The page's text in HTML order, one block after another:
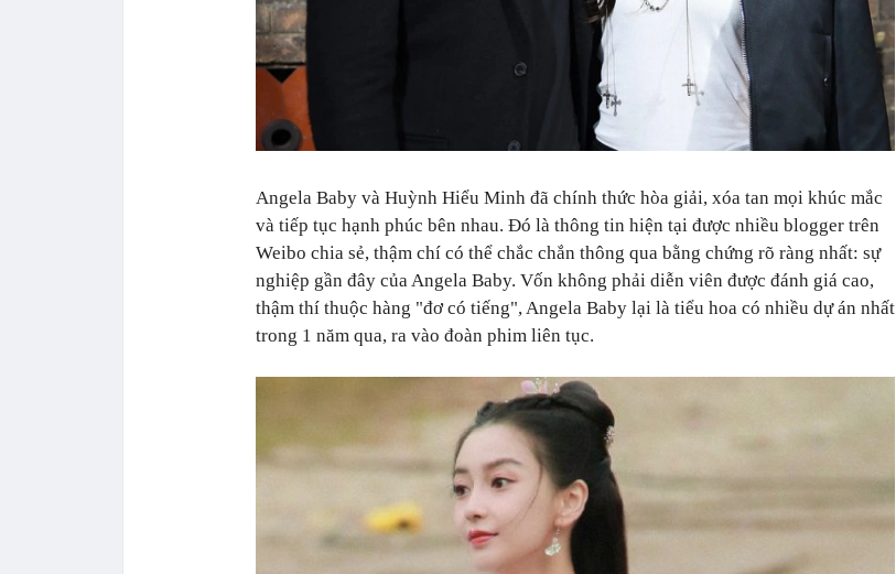
Angela Baby và Huỳnh Hiểu Minh đã chính thức hòa giải, xóa tan mọi khúc mắc
và tiếp tục hạnh phúc bên nhau. Đó là thông tin hiện tại được nhiều blogger trên
Weibo chia sẻ, thậm chí có thể chắc chắn thông qua bằng chứng rõ ràng nhất: sự
nghiệp gần đây của Angela Baby. Vốn không phải diễn viên được đánh giá cao,
thậm thí thuộc hàng "đơ có tiếng", Angela Baby lại là tiểu hoa có nhiều dự án nhất
trong 1 năm qua, ra vào đoàn phim liên tục.